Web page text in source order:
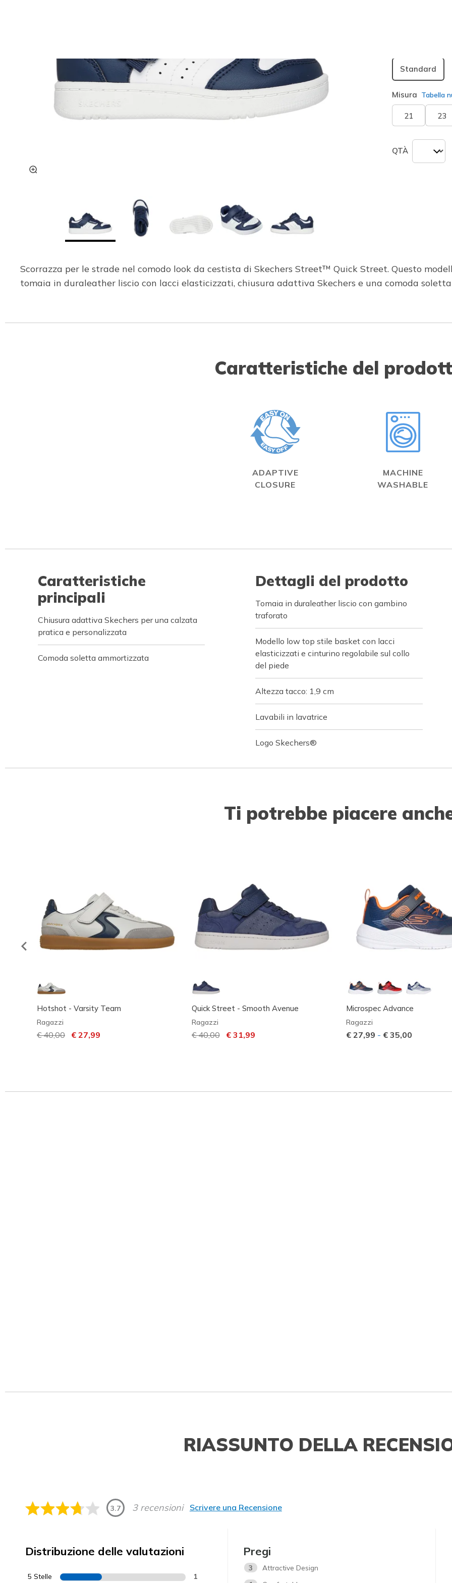
Standard
Misura Tabella
21 23
QTÀ
Scorrazza per le strade nel comodo look da cestista di Skechers Street™ Quick Street. Questo
tomaia in duraleather liscio con lacci elasticizzati, chiusura adattiva Skechers e una comoda
Caratteristiche del
ADAPTIVE
CLOSURE
MACHINE
WASHABLE
Caratteristiche
principali
Chiusura adattiva Skechers per una calzata
pratica e personalizzata
Comoda soletta ammortizzata
Dettagli del prodotto
Tomaia in duraleather liscio con gambino
traforato
Modello low top stile basket con lacci
elasticizzati e cinturino regolabile sul collo
del piede
Altezza tacco: 1,9 cm
Lavabili in lavatrice
Logo Skechers®
Ti potrebbe piacere
Hotshot - Varsity Team
Ragazzi
Prezzo ridotto da
€ 40,00 per
€ 27,99
Quick Street - Smooth Avenue
Ragazzi
Prezzo ridotto da
€ 40,00per€ 31,99
Microspec Advance
Ragazzi
€ 27,99 - € 35,00
RIASSUNTO DELLA
3.7 3 recensioni Scrivere una Recensione
Distribuzione delle valutazioni
5 Stelle 1
Pregi
3
Attractive Design